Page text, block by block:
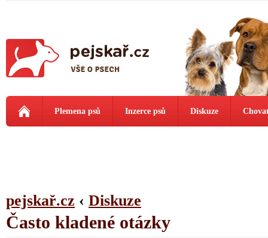
Plemena psů Inzerce psů Diskuze
pejskař.cz ‹ Diskuze
Často kladené otázky